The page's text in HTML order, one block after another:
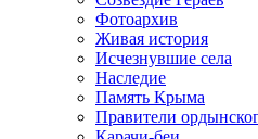
Фотоархив
Живая история
Исчезнувшие села
Наследие
Память Крыма
Правители